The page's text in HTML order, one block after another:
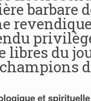
barbare
libres du
et